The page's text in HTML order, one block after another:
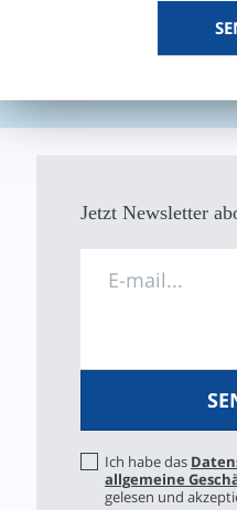
Jetzt Newsletter
Ich habe das
allgemeine
gelesen und